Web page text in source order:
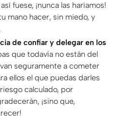
así fuese, ¡nunca las haríamos!
mano hacer, sin miedo, y
de confiar y delegar en los
que todavía no están del
seguramente a cometer
ellos el que puedas darles
calculado, por
¡sino que,